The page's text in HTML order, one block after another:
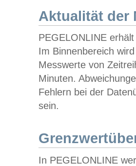
Aktualität der
PEGELONLINE
Im Binnenbereich
Messwerte von
Minuten.
Fehlern bei der
sein.
In PEGELONLINE